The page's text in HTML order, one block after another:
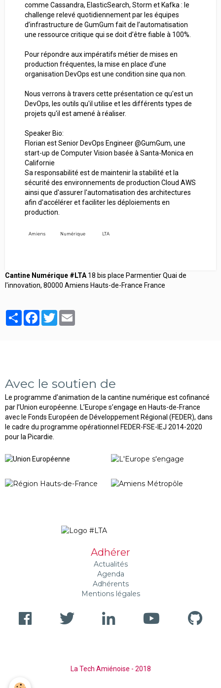
comme Cassandra, ElasticSearch, Storm et Kafka : le
challenge relevé quotidiennement par les équipes
d’infrastructure de GumGum fait de l’automatisation
une ressource critique qui se doit d’être fiable à 100%.
Pour répondre aux impératifs métier de mises en
production fréquentes, la mise en place d’une
organisation DevOps est une condition sine qua non.
Nous verrons à travers cette présentation ce qu'est un
DevOps, les outils qu'il utilise et les différents types de
projets qu'il est amené à réaliser.
Speaker Bio:
Florian est Senior DevOps Engineer @GumGum, une
start-up de Computer Vision basée à Santa-Monica en
Californie
Sa responsabilité est de maintenir la stabilité et la
sécurité des environnements de production Cloud AWS
ainsi que d'assurer l'automatisation des architectures
afin d'accélérer et faciliter les déploiements en
production.
Amiens Numérique LTA
Cantine Numérique #LTA 18 bis place Parmentier Quai de
l'innovation, 80000 Amiens Hauts-de-France France
PartagerFacebook
Twitter
Avec le soutien de
Le programme d’animation de la cantine numérique est cofinancé
par l’Union européenne. L’Europe s’engage en Hauts-de-France
avec le Fonds Européen de Développement Régional (FEDER), dans
le cadre du programme opérationnel FEDER-FSE-IEJ 2014-2020
pour la Picardie.
Adhérer
Actualités
Agenda
Adhérents
Mentions légales
La Tech Amiénoise - 2018